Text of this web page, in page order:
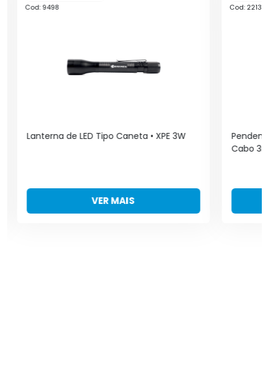
Cod: 9498
Lanterna de LED Tipo Caneta • XPE 3W
VER MAIS
Cod: 2213
Cabo